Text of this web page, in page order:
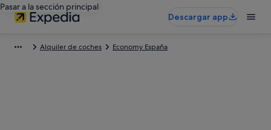
Pasar a la sección principal
Descargar app
Alquiler de coches Economy España